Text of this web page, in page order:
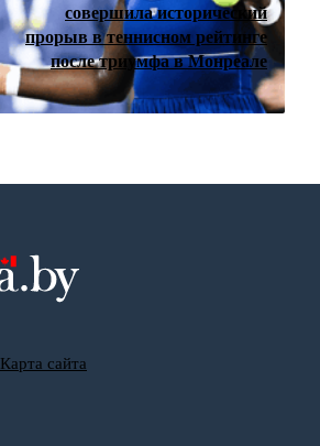
совершила исторический
прорыв в теннисном рейтинге
после триумфа в Монреале
Карта сайта